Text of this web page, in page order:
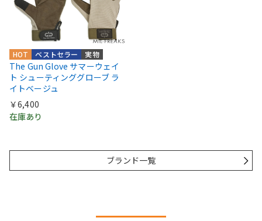
HOT 実物
ベストセラー
The Gun Glove サマーウェイ
ト シューティンググローブ ラ
イトベージュ
￥6,400
在庫あり
ブランド一覧